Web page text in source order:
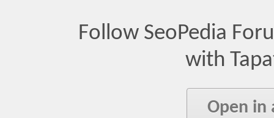
Follow SeoPedia
with
Open in